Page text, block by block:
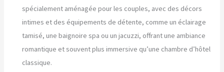
spécialement aménagée pour les couples, avec des décors
intimes et des équipements de détente, comme un éclairage
tamisé, une baignoire spa ou un jacuzzi, offrant une ambiance
romantique et souvent plus immersive qu’une chambre d’hôtel
classique.